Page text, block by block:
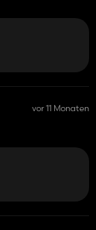
vor 11 Monaten